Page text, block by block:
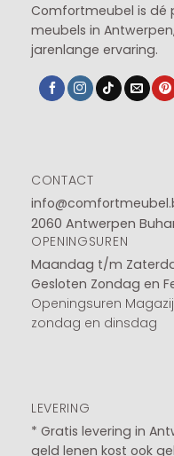
Comfortmeubel is dé
meubels in
jarenlange ervaring.
CONTACT
2060 Antwerpen
OPENINGSUREN
Maandag t/m
Gesloten Zondag en
Openingsuren
zondag en dinsdag
LEVERING
* Gratis levering in
geld lenen kost ook